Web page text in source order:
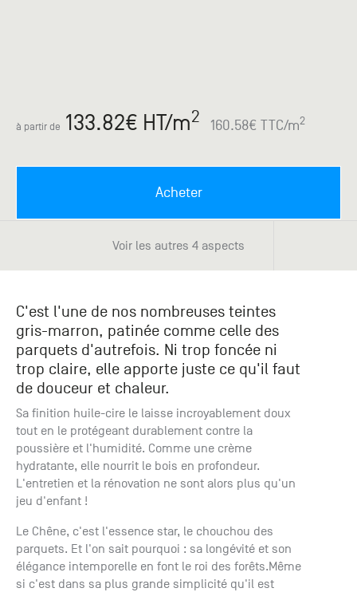
à partir de 133.82€ HT/m2 160.58€ TTC/m2
Acheter
Voir les autres 4 aspects
C'est l'une de nos nombreuses teintes
gris-marron, patinée comme celle des
parquets d'autrefois. Ni trop foncée ni
trop claire, elle apporte juste ce qu'il faut
de douceur et chaleur.
Sa finition huile-cire le laisse incroyablement doux
tout en le protégeant durablement contre la
poussière et l'humidité. Comme une crème
hydratante, elle nourrit le bois en profondeur.
L'entretien et la rénovation ne sont alors plus qu'un
jeu d'enfant !
Le Chêne, c'est l'essence star, le chouchou des
parquets. Et l'on sait pourquoi : sa longévité et son
élégance intemporelle en font le roi des forêts.Même
si c'est dans sa plus grande simplicité qu'il est
samedi
25, rue
Allendé -
Du lundi
au
samedi
+33 (0)1
30 06 09
22, route
de
Mantes -
78240
Chambourcy
de